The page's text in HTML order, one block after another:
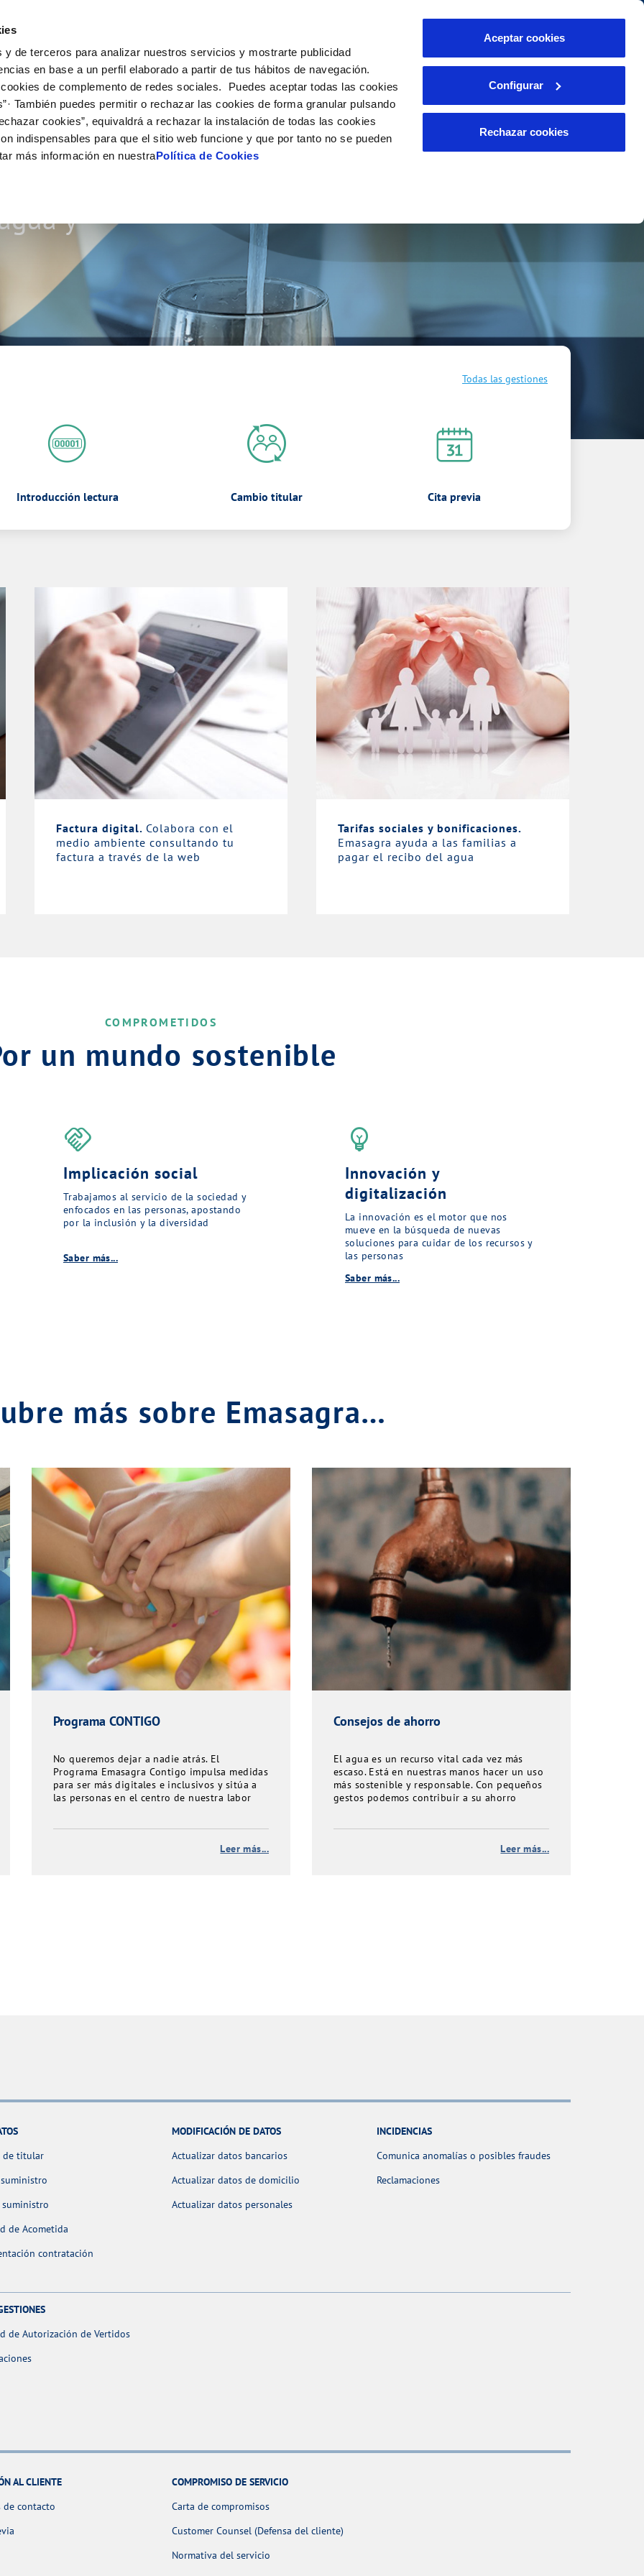
de terceros para analizar nuestros servicios y mostrarte publicidad
en base a un perfil elaborado a partir de tus hábitos de navegación.
de complemento de redes sociales. Puedes aceptar todas las cookies
También puedes permitir o rechazar las cookies de forma granular pulsando
cookies”, equivaldrá a rechazar la instalación de todas las cookies
indispensables para que el sitio web funcione y que por tanto no se pueden
más información en nuestraPolítica de Cookies
Aceptar cookies
Configurar
Rechazar cookies
de titular
de suministro
MODIFICACIÓN DE DATOS
Actualizar datos bancarios
Actualizar datos de domicilio
INCIDENCIAS
Comunica anomalías o posibles
Tu Servicio
AL CLIENTE
contacto
COMPROMISO DE SERVICIO
Carta de compromisos
Customer Counsel (Defensa del cliente)
Tu Agua
del agua
CUIDADOS DEL AGUA
Consejos de ahorro
Conócenos
DE GESTIÓN Y CERTIFICADOS
PERFIL DEL CONTRATANTE
Plataforma de contratación del sector
público
Proveedores Responsables
PORTAL DE TRANSPARENCIA
Nuestros compromisos
y
Todas las gestiones
Introducción lectura Cambio titular Cita previa
Factura digital. Colabora con el
medio ambiente consultando tu
factura a través de la web
Tarifas sociales y bonificaciones.
Emasagra ayuda a las familias a
pagar el recibo del agua
COMPROMETIDOS
un mundo sostenible
handshake
Implicación social
Trabajamos al servicio de la sociedad y
enfocados en las personas, apostando
por la inclusión y la diversidad
Saber más...
emoji_objects
Innovación y
digitalización
La innovación es el motor que nos
mueve en la búsqueda de nuevas
soluciones para cuidar de los recursos y
las personas
Saber más...
más sobre Emasagra…
Programa CONTIGO
No queremos dejar a nadie atrás. El
Programa Emasagra Contigo impulsa medidas
para ser más digitales e inclusivos y sitúa a
las personas en el centro de nuestra labor
Leer más...
Consejos de ahorro
El agua es un recurso vital cada vez más
escaso. Está en nuestras manos hacer un uso
más sostenible y responsable. Con pequeños
gestos podemos contribuir a su ahorro
Leer más...
de titular
suministro
de Acometida
contratación
MODIFICACIÓN DE DATOS
Actualizar datos bancarios
Actualizar datos de domicilio
Actualizar datos personales
INCIDENCIAS
Comunica anomalías o posibles fraudes
Reclamaciones
de Autorización de Vertidos
AL CLIENTE
de contacto
COMPROMISO DE SERVICIO
Carta de compromisos
Customer Counsel (Defensa del cliente)
Normativa del servicio